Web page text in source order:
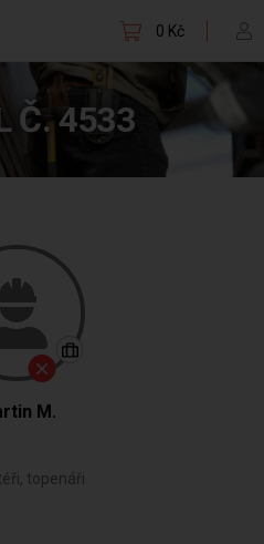
0 Kč
Č. 4533
M.
topenáři